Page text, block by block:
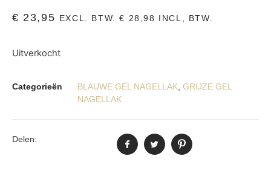
€ 23,95 EXCL. BTW.€ 28,98 INCL, BTW.
Uitverkocht
Categorieën BLAUWE GEL NAGELLAK, GRIJZE GEL
NAGELLAK
Delen: